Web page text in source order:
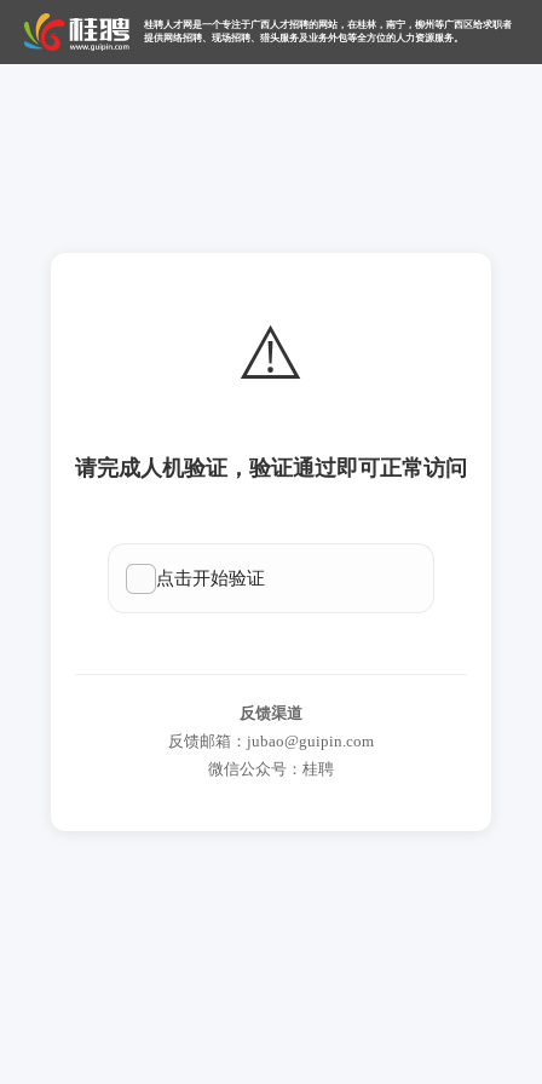
桂聘人才网是一个专注于广西人才招聘的网站，在桂林，南宁，柳州等广西区给求职者
提供网络招聘、现场招聘、猎头服务及业务外包等全方位的人力资源服务。
⚠️
请完成人机验证，验证通过即可正常访问
反馈渠道
反馈邮箱：jubao@guipin.com
微信公众号：桂聘